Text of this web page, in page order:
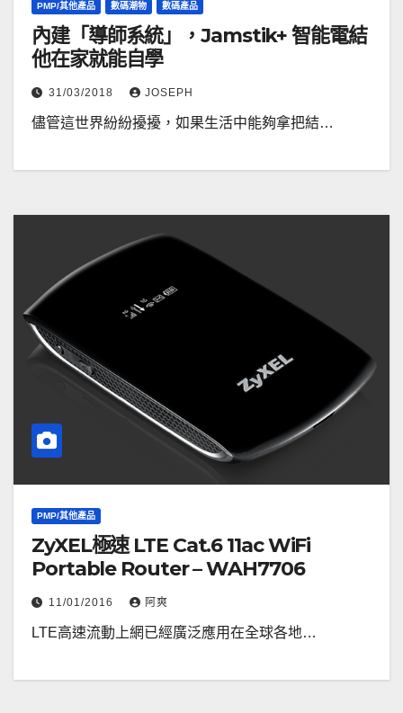
PMP/其他產品 數碼潮物 數碼產品
內建「導師系統」，Jamstik+ 智能電結
他在家就能自學
31/03/2018 JOSEPH
儘管這世界紛紛擾擾，如果生活中能夠拿把結…
PMP/其他產品
ZyXEL極速 LTE Cat.6 11ac WiFi
Portable Router – WAH7706
11/01/2016 阿爽
LTE高速流動上網已經廣泛應用在全球各地…